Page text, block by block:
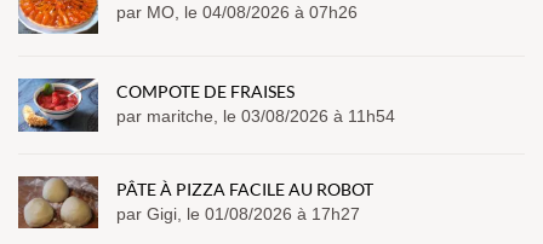
par MO, le 04/08/2026 à 07h26
COMPOTE DE FRAISES
par maritche, le 03/08/2026 à 11h54
PÂTE À PIZZA FACILE AU ROBOT
par Gigi, le 01/08/2026 à 17h27